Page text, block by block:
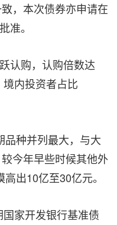
，本次债券亦申请在
准。
认购，认购倍数达
内投资者占比
品种并列最大，与大
今年早些时候其他外
出10亿至30亿元。
家开发银行基准债